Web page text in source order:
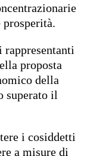
proposta
della
superato il
i cosiddetti
a misure di